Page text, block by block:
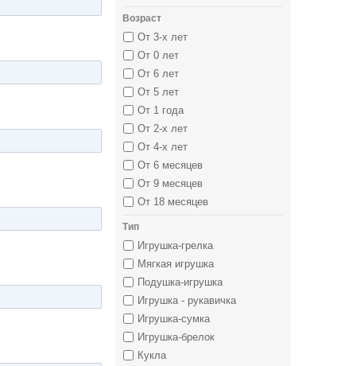
Возраст
От 3-х лет
От 0 лет
От 6 лет
От 5 лет
От 1 года
От 2-х лет
От 4-х лет
От 6 месяцев
От 9 месяцев
От 18 месяцев
Тип
Игрушка-грелка
Мягкая игрушка
Подушка-игрушка
Игрушка - рукавичка
Игрушка-сумка
Игрушка-брелок
Кукла